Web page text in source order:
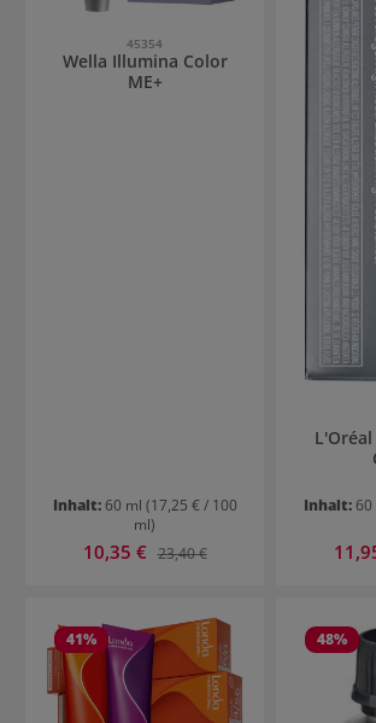
45354
Wella Illumina Color
ME+
Inhalt: 60 ml (17,25 € / 100
ml)
Verkaufspreis:
10,35 € Regulärer Preis:
23,40 €
Inhalt: 60
41% 48%